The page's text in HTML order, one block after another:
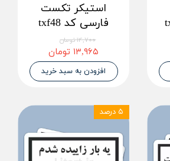
استیکر تکست
فارسی کد txf48
۱۴,۷۰۰ تومان
۱۳,۹۶۵ تومان
افزودن به سبد خرید
۵ درصد